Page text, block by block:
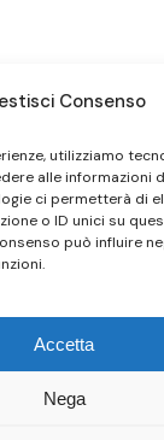
Consenso
utilizziamo
alle informazioni
ci permetterà di
o ID unici su
può influire
Accetta
Nega